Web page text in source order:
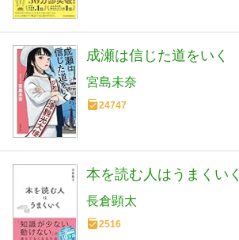
成瀬は信じた道をいく
宮島未奈
24747
本を読む人はうまくいく
長倉顕太
2516